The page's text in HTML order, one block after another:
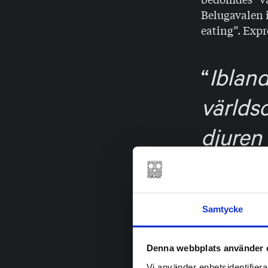
Samtycke
Denna webbplats använder
Belugavalen
eating”.
håller
all tysthet